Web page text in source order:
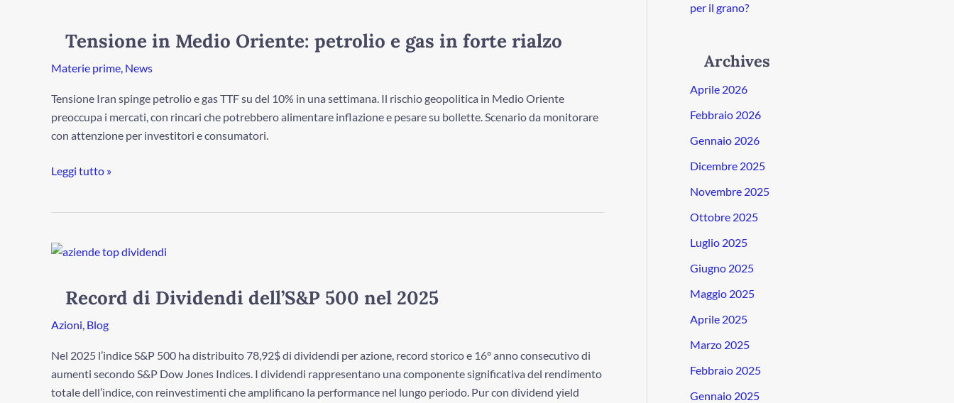
Tensione in Medio Oriente: petrolio e gas in forte rialzo
Materie prime, News
Tensione Iran spinge petrolio e gas TTF su del 10% in una settimana. Il rischio geopolitica in Medio Oriente
preoccupa i mercati, con rincari che potrebbero alimentare inflazione e pesare su bollette. Scenario da monitorare
con attenzione per investitori e consumatori.
Medio
Oriente:
petrolio
gas
in
forte
Leggi tutto »
Record di Dividendi dell’S&P 500 nel 2025
Azioni, Blog
Nel 2025 l’indice S&P 500 ha distribuito 78,92$ di dividendi per azione, record storico e 16° anno consecutivo di
aumenti secondo S&P Dow Jones Indices. I dividendi rappresentano una componente significativa del rendimento
totale dell’indice, con reinvestimenti che amplificano la performance nel lungo periodo. Pur con dividend yield
Record
dell’S&P
500
2025
per il grano?
Archives
Aprile 2026
Febbraio 2026
Gennaio 2026
Dicembre 2025
Novembre 2025
Ottobre 2025
Luglio 2025
Giugno 2025
Maggio 2025
Aprile 2025
Marzo 2025
Febbraio 2025
Gennaio 2025